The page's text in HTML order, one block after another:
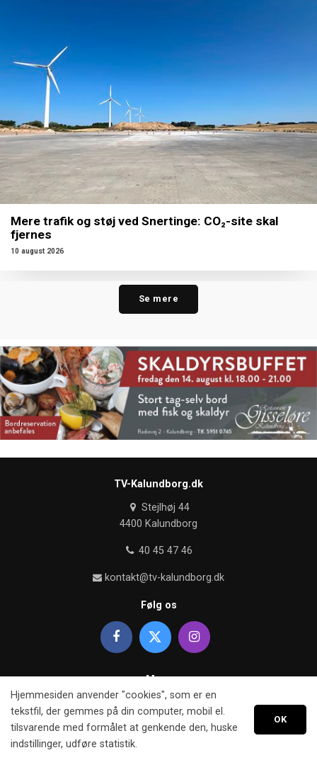
Mere trafik og støj ved Snertinge: CO₂-site skal
fjernes
10 august 2026
Se mere
TV-Kalundborg.dk
Stejlhøj 44
4400 Kalundborg
40 45 47 46
kontakt@tv-kalundborg.dk
Følg os
Mere
Om TV kalundborg
Retningslinier
Hjemmesiden anvender "cookies", som er en
tekstfil, der gemmes på din computer, mobil el.
tilsvarende med formålet at genkende den, huske
indstillinger, udføre statistik.
OK